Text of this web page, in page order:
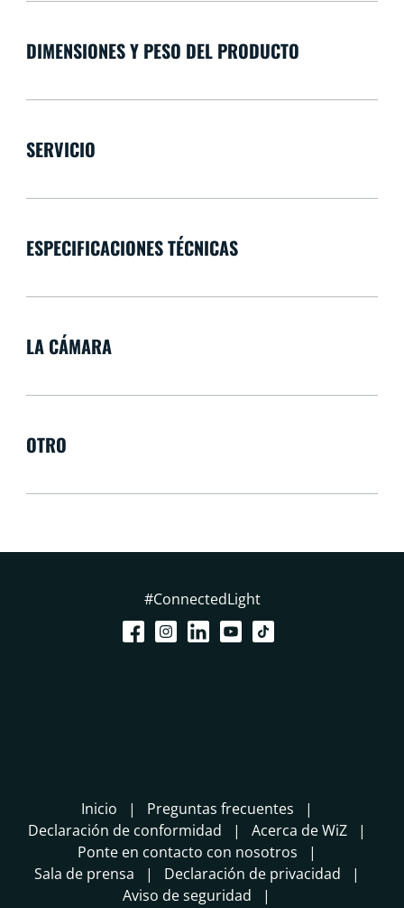
DIMENSIONES Y PESO DEL PRODUCTO
SERVICIO
ESPECIFICACIONES TÉCNICAS
LA CÁMARA
OTRO
#ConnectedLight
Inicio
Preguntas frecuentes
Declaración de conformidad
Acerca de WiZ
Ponte en contacto con nosotros
Sala de prensa
Declaración de privacidad
Aviso de seguridad